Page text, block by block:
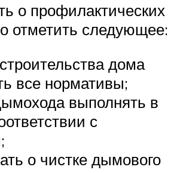
о профилактических
отметить следующее:
дома
все нормативы;
выполнять в
с
о чистке дымового